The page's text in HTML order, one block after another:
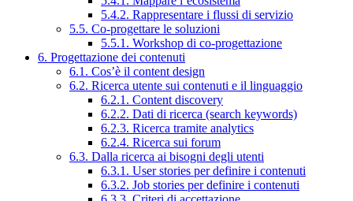
5.4.2. Rappresentare i flussi di servizio
5.5. Co-progettare le soluzioni
5.5.1. Workshop di co-progettazione
6. Progettazione dei contenuti
6.1. Cos’è il content design
6.2. Ricerca utente sui contenuti e il linguaggio
6.2.1. Content discovery
6.2.2. Dati di ricerca (search keywords)
6.2.3. Ricerca tramite analytics
6.2.4. Ricerca sui forum
6.3. Dalla ricerca ai bisogni degli utenti
6.3.1. User stories per definire i contenuti
6.3.2. Job stories per definire i contenuti